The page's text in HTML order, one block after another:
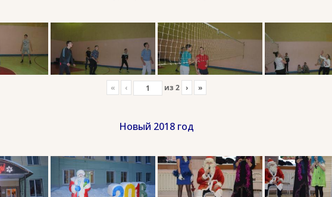
« ‹ из 2 › »
Новый 2018 год